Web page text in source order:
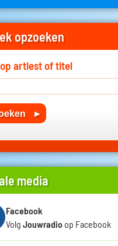
opzoeken
artiest of titel
media
Facebook
Volg Jouwradio op Facebook